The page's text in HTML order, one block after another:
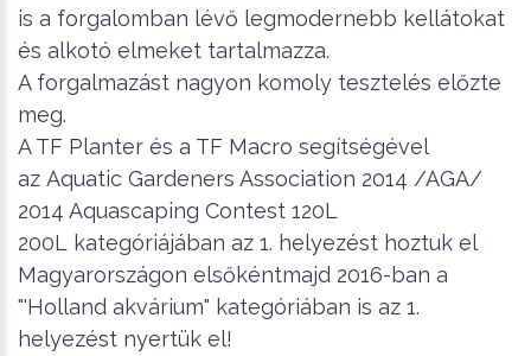
is a forgalomban lévő legmodernebb kellátokat
és alkotó elmeket tartalmazza.
A forgalmazást nagyon komoly tesztelés előzte
meg.
A TF Planter és a TF Macro segítségével
az Aquatic Gardeners Association 2014 /AGA/
2014 Aquascaping Contest 120L
200L kategóriájában az 1. helyezést hoztuk el
Magyarországon elsőkéntmajd 2016-ban a
"'Holland akvárium" kategóriában is az 1.
helyezést nyertük el!